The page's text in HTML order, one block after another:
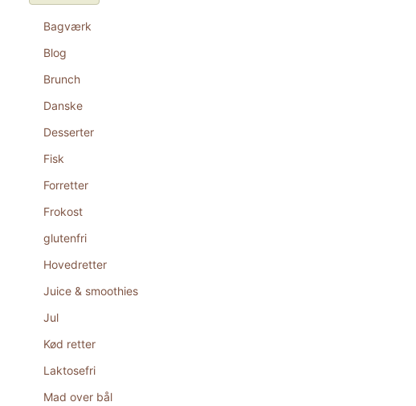
Bagværk
Blog
Brunch
Danske
Desserter
Fisk
Forretter
Frokost
glutenfri
Hovedretter
Juice & smoothies
Jul
Kød retter
Laktosefri
Mad over bål